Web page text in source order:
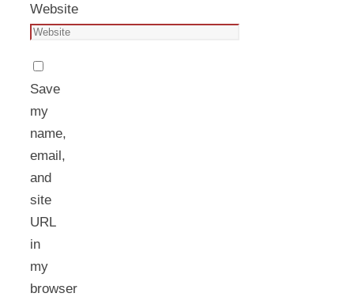
Website
Save
my
name,
email,
and
site
URL
in
my
browser